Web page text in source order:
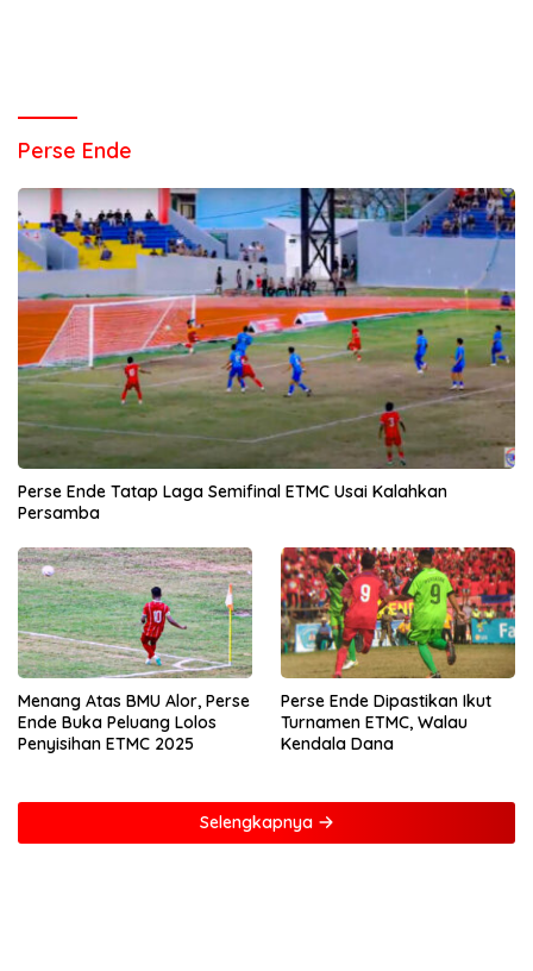
Perse Ende
Perse Ende Tatap Laga Semifinal ETMC Usai Kalahkan
Persamba
Menang Atas BMU Alor, Perse
Ende Buka Peluang Lolos
Penyisihan ETMC 2025
Perse Ende Dipastikan Ikut
Turnamen ETMC, Walau
Kendala Dana
Selengkapnya